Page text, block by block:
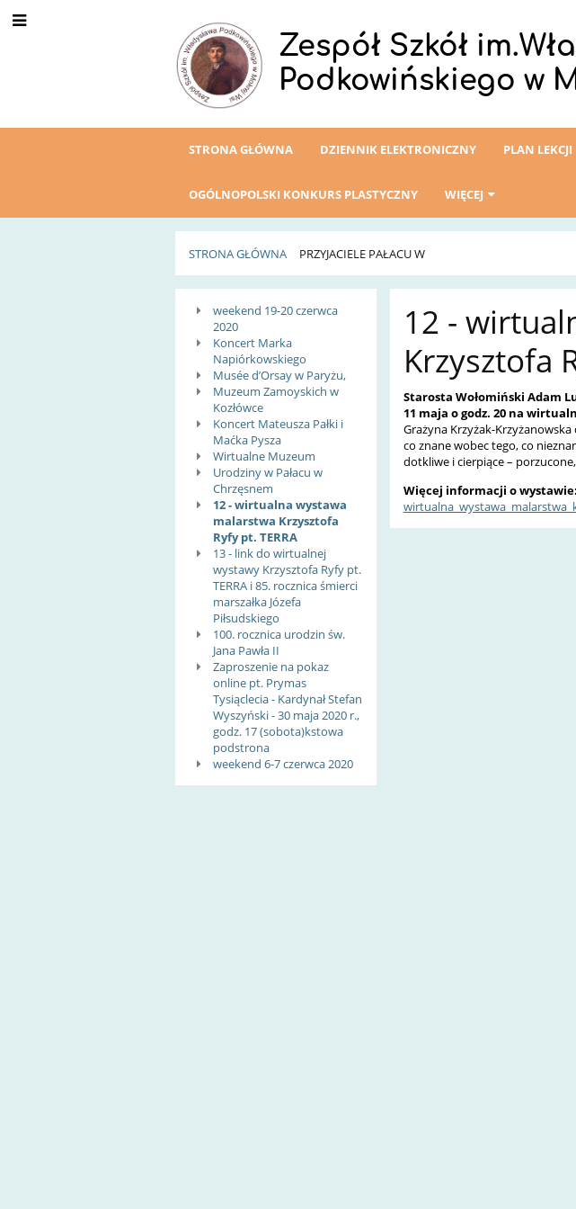
Zespół Szkół
Podkowińskiego w
STRONA GŁÓWNA DZIENNIK ELEKTRONICZNY PLAN LEKCJI
OGÓLNOPOLSKI KONKURS PLASTYCZNY WIĘCEJ
STRONA GŁÓWNA PRZYJACIELE PAŁACU W
Przyjaciele
Pałacu
w
weekend 19-20 czerwca
2020
Koncert Marka
Napiórkowskiego
Musée d’Orsay w Paryżu,
Muzeum Zamoyskich w
Kozłówce
Koncert Mateusza Pałki i
Maćka Pysza
Wirtualne Muzeum
Urodziny w Pałacu w
Chrzęsnem
12 - wirtualna wystawa
malarstwa Krzysztofa
Ryfy pt. TERRA
13 - link do wirtualnej
wystawy Krzysztofa Ryfy pt.
TERRA i 85. rocznica śmierci
marszałka Józefa
Piłsudskiego
100. rocznica urodzin św.
Jana Pawła II
Zaproszenie na pokaz
online pt. Prymas
Tysiąclecia - Kardynał Stefan
Wyszyński - 30 maja 2020 r.,
godz. 17 (sobota)kstowa
podstrona
weekend 6-7 czerwca 2020
12 -
Krzysztofa
Starosta Wołomiński Adam
11 maja o godz. 20 na
Grażyna Krzyżak-
co znane wobec tego, co
dotkliwe i cierpiące –
Więcej informacji o wystawie: